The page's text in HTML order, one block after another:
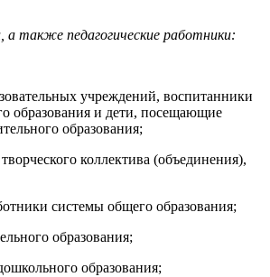
также педагогические работники:
учреждений, воспитанники
образования и дети, посещающие
образования;
коллектива (объединения),
системы общего образования;
образования;
образования;